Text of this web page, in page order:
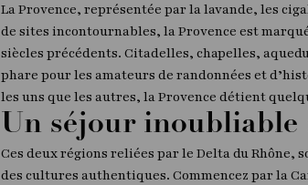
La Provence, représentée par la lavande, les
de sites incontournables, la Provence est
siècles précédents. Citadelles, chapelles,
phare pour les amateurs de randonnées et
les uns que les autres, la Provence détient
Un séjour inoubliable
Ces deux régions reliées par le Delta du Rhône,
des cultures authentiques. Commencez par la